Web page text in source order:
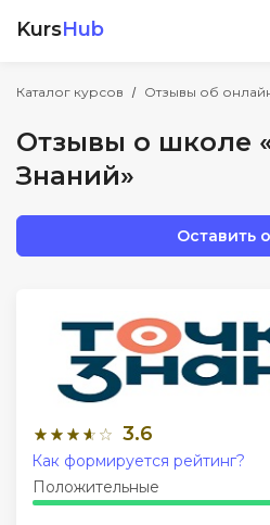
KursHub
Каталог курсов Отзывы об
Отзывы о школе
Знаний»
Оставить
3.6
Положительные
Как формируется рейтинг?
Разработка
Дизайн
Менеджмент